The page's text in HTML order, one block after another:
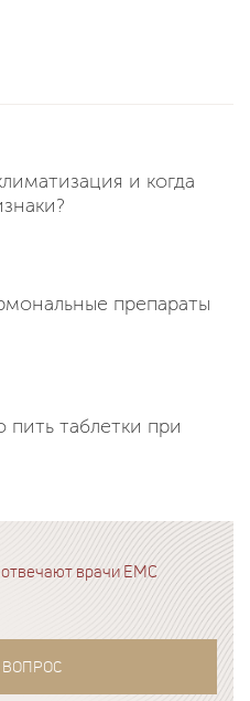
и когда
препараты
таблетки при
врачи EMC
ВОПРОС